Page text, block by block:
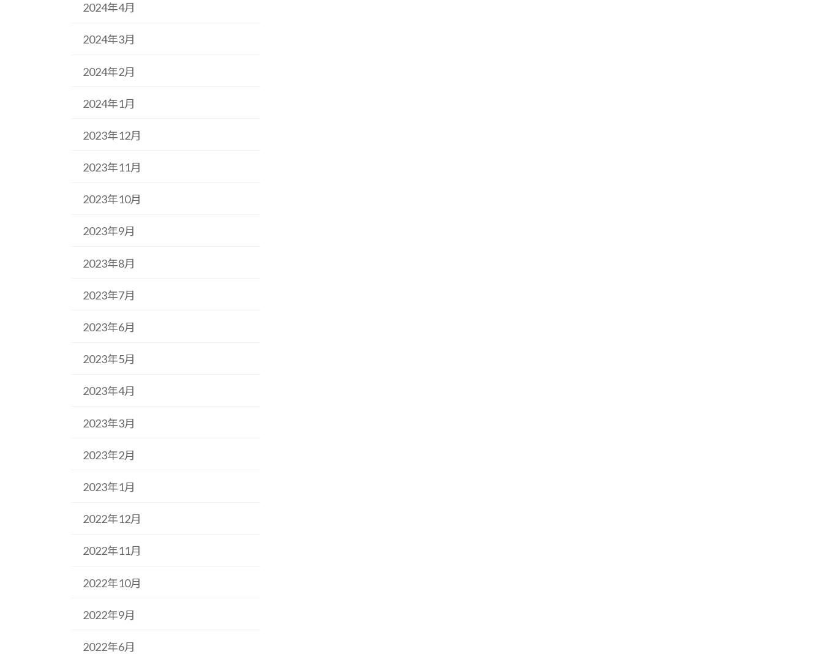
2024年4月
2024年3月
2024年2月
2024年1月
2023年12月
2023年11月
2023年10月
2023年9月
2023年8月
2023年7月
2023年6月
2023年5月
2023年4月
2023年3月
2023年2月
2023年1月
2022年12月
2022年11月
2022年10月
2022年9月
2022年6月